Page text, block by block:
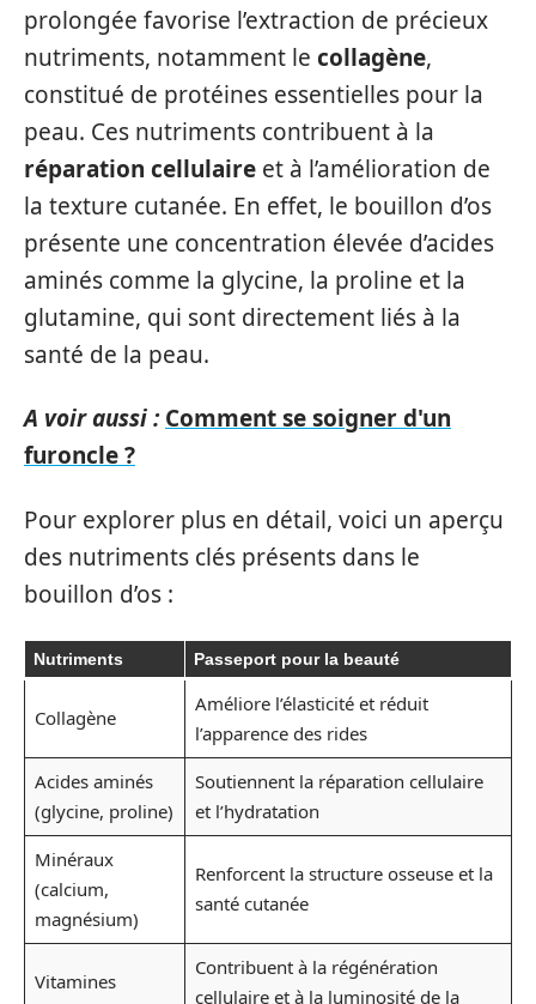
prolongée favorise l’extraction de précieux
nutriments, notamment le collagène,
constitué de protéines essentielles pour la
peau. Ces nutriments contribuent à la
réparation cellulaire et à l’amélioration de
la texture cutanée. En effet, le bouillon d’os
présente une concentration élevée d’acides
aminés comme la glycine, la proline et la
glutamine, qui sont directement liés à la
santé de la peau.
A voir aussi : Comment se soigner d'un
furoncle ?
Pour explorer plus en détail, voici un aperçu
des nutriments clés présents dans le
bouillon d’os :
Nutriments Passeport pour la beauté
Collagène
Améliore l’élasticité et réduit
l’apparence des rides
Acides aminés
(glycine, proline)
Soutiennent la réparation cellulaire
et l’hydratation
Minéraux
(calcium,
magnésium)
Renforcent la structure osseuse et la
santé cutanée
Vitamines
Contribuent à la régénération
cellulaire et à la luminosité de la